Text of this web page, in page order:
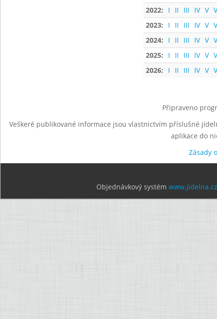
2022:
I II III IV V
2023:
I II III IV V
2024:
I II III IV V
2025:
I II III IV V
2026:
I II III IV V
Připraveno
Veškeré publikované informace jsou vlastnictvím příslušné
aplikace do
Zásady
Objednávkový systém www.jidelna.cz